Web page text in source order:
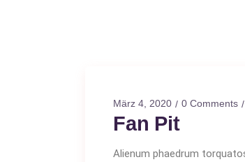
März 4, 2020 0 Comments
Fan Pit
Alienum phaedrum